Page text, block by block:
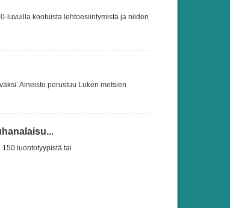
luvuilla kootuista lehtoesiintymistä ja niiden
Aineisto perustuu Luken metsien
luontotyypistä tai